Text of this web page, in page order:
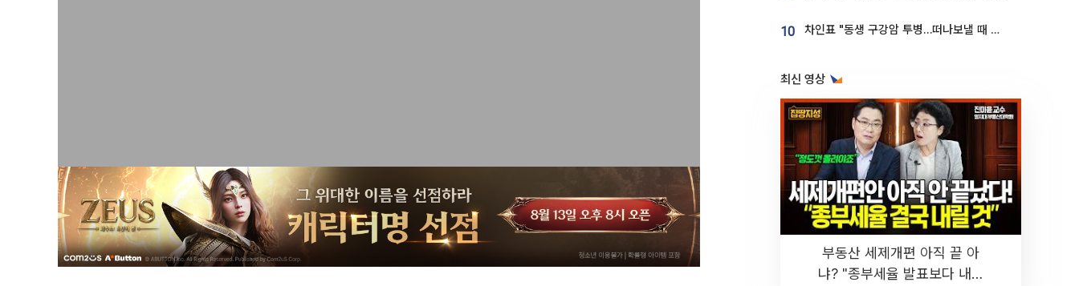
10 차인표 "동생 구강암 투병…떠나보낼 때 가장 힘들었다”
최신 영상
부동산 세제개편 아직 끝 아
냐? "종부세율 발표보다 내릴